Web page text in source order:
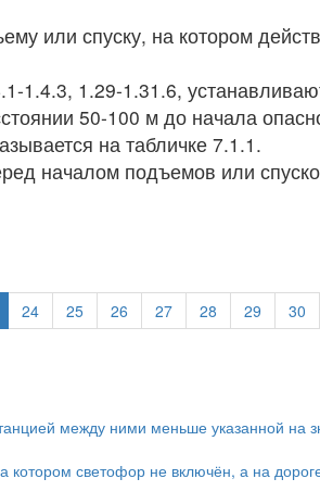
или спуску, на котором
1.29-1.31.6,
50-100 м до начала
на табличке 7.1.1.
началом подъемов или
24 25 26 27 28 29 30
между ними меньше указанной на
котором светофор не включён, а на